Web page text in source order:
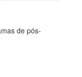
de pós-